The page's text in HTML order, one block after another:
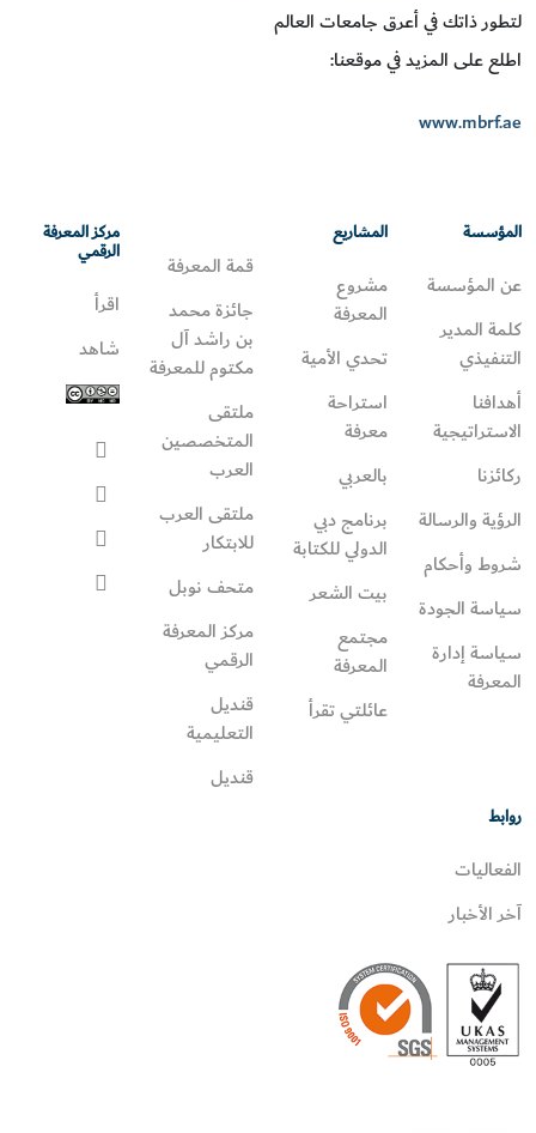
لتطور ذاتك في أعرق جامعات العالم
اطلع على المزيد في موقعنا:
www.mbrf.ae
المؤسسة
عن المؤسسة
كلمة المدير
التنفيذي
أهدافنا
الاستراتيجية
ركائزنا
الرؤية والرسالة
شروط وأحكام
سياسة الجودة
سياسة إدارة
المعرفة
المشاريع
مشروع
المعرفة
تحدي الأمية
استراحة
معرفة
بالعربي
برنامج دبي
الدولي للكتابة
بيت الشعر
مجتمع
المعرفة
عائلتي تقرأ‎
قمة المعرفة
جائزة محمد
بن راشد آل
مكتوم للمعرفة
ملتقى
المتخصصين
العرب
ملتقى العرب
للابتكار
متحف نوبل
مركز المعرفة
الرقمي
قنديل
التعليمية
قنديل
مركز المعرفة
الرقمي
اقرأ
شاهد
روابط
الفعاليات
آخر الأخبار